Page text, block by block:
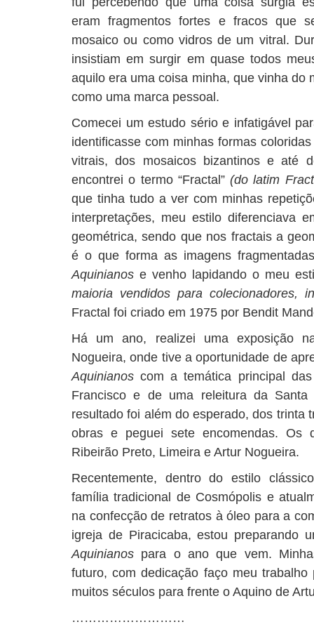
eram fragmentos fortes e fracos que
mosaico ou como vidros de um vitral.
insistiam em surgir em quase todos
aquilo era uma coisa minha, que vinha do
como uma marca pessoal.
Comecei um estudo sério e infatigável
identificasse com minhas formas
vitrais, dos mosaicos bizantinos e até
encontrei o termo “Fractal” (do latim
que tinha tudo a ver com minhas
interpretações, meu estilo diferenciava
geométrica, sendo que nos fractais a
é o que forma as imagens
Aquinianos e venho lapidando o meu
maioria vendidos para colecionadores,
Fractal foi criado em 1975 por Bendit
Há um ano, realizei uma exposição
Nogueira, onde tive a oportunidade de
Aquinianos com a temática principal
Francisco e de uma releitura da
resultado foi além do esperado, dos trinta
obras e peguei sete encomendas. Os
Ribeirão Preto, Limeira e Artur Nogueira.
Recentemente, dentro do estilo
família tradicional de Cosmópolis e
na confecção de retratos à óleo para a
igreja de Piracicaba, estou preparando
Aquinianos para o ano que vem.
futuro, com dedicação faço meu
muitos séculos para frente o Aquino de
………………………